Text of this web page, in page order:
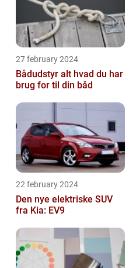
27 february 2024
Bådudstyr alt hvad du har
brug for til din båd
22 february 2024
Den nye elektriske SUV
fra Kia: EV9